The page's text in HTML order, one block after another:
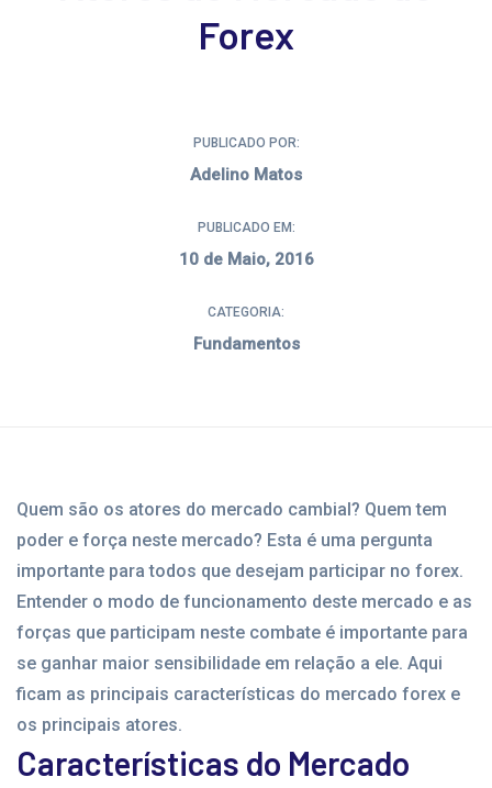
Forex
PUBLICADO POR:
Adelino Matos
PUBLICADO EM:
10 de Maio, 2016
CATEGORIA:
Fundamentos
Quem são os atores do mercado cambial? Quem tem
poder e força neste mercado? Esta é uma pergunta
importante para todos que desejam participar no forex.
Entender o modo de funcionamento deste mercado e as
forças que participam neste combate é importante para
se ganhar maior sensibilidade em relação a ele. Aqui
ficam as principais características do mercado forex e
os principais atores.
Características do Mercado